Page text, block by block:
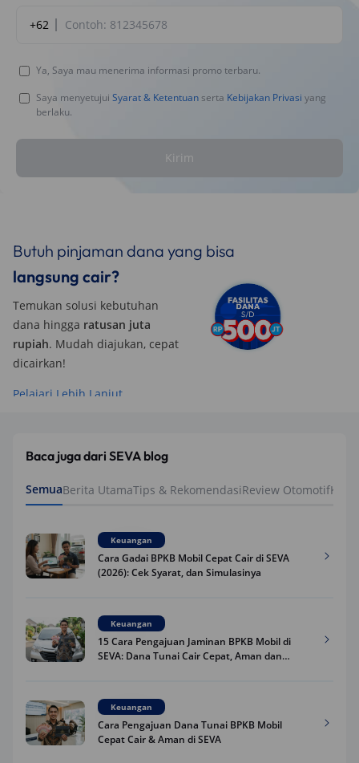
+62
Ya, Saya mau menerima informasi promo terbaru.
Saya menyetujui Syarat & Ketentuan serta Kebijakan Privasi yang
berlaku.
Kirim
Butuh pinjaman dana yang bisa
langsung cair?
Temukan solusi kebutuhan
dana hingga ratusan juta
rupiah. Mudah diajukan, cepat
dicairkan!
Pelajari Lebih Lanjut
Baca juga dari SEVA blog
SemuaBerita UtamaTips & RekomendasiReview Otomotif
Keuangan
Cara Gadai BPKB Mobil Cepat Cair di SEVA
(2026): Cek Syarat, dan Simulasinya
Keuangan
15 Cara Pengajuan Jaminan BPKB Mobil di
SEVA: Dana Tunai Cair Cepat, Aman dan
Keuangan
Cara Pengajuan Dana Tunai BPKB Mobil
Cepat Cair & Aman di SEVA